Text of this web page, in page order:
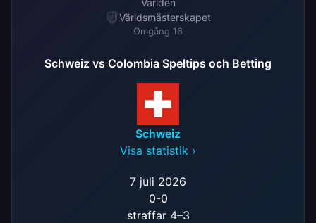
Världen
Världsmästerskapet
Omgång 16
Schweiz vs Colombia Speltips och Betting
Schweiz
Visa statistik ›
7 juli 2026
0-0
straffar 4–3